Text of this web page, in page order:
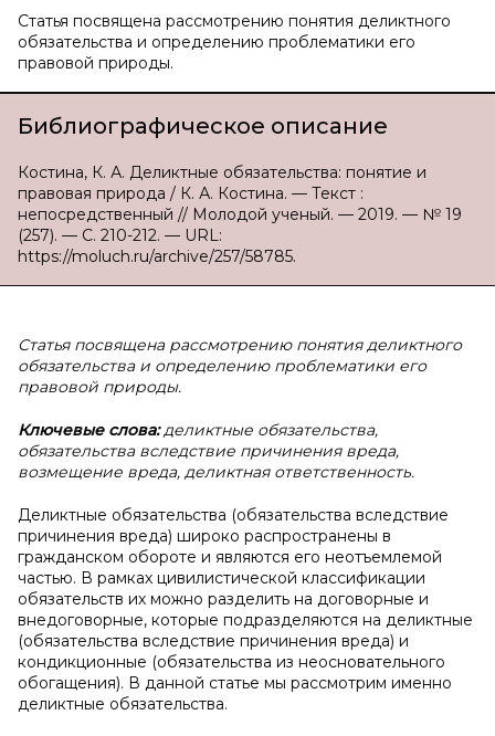
Статья посвящена рассмотрению понятия деликтного
обязательства и определению проблематики его
правовой природы.
Библиографическое описание
Костина, К. А. Деликтные обязательства: понятие и
правовая природа / К. А. Костина. — Текст :
непосредственный // Молодой ученый. — 2019. — № 19
(257). — С. 210-212. — URL:
https://moluch.ru/archive/257/58785.
Статья посвящена рассмотрению понятия деликтного
обязательства и определению проблематики его
правовой природы.
Ключевые слова:деликтные обязательства,
обязательства вследствие причинения вреда,
возмещение вреда, деликтная ответственность.
Деликтные обязательства (обязательства вследствие
причинения вреда) широко распространены в
гражданском обороте и являются его неотъемлемой
частью. В рамках цивилистической классификации
обязательств их можно разделить на договорные и
внедоговорные, которые подразделяются на деликтные
(обязательства вследствие причинения вреда) и
кондикционные (обязательства из неосновательного
обогащения). В данной статье мы рассмотрим именно
деликтные обязательства.